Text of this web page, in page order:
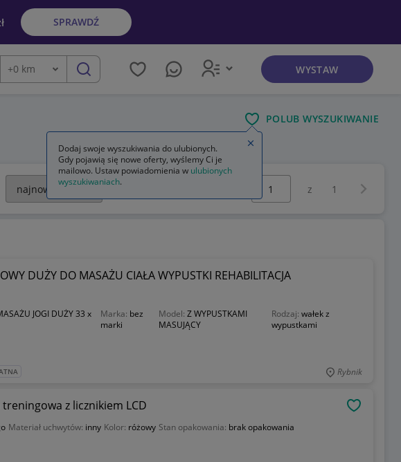
SPRAWDŹ
frazę
Odległość
+0 km szukaj WYSTAW
POLUB WYSZUKIWANIE
z 1
DUŻY DO MASAŻU CIAŁA WYPUSTKI REHABILITACJA
JOGI DUŻY 33 x
Marka: bez
marki
Model:Z WYPUSTKAMI
MASUJĄCY
Rodzaj:wałek z
wypustkami
Rybnik
z licznikiem LCD
Materiał uchwytów: inny Kolor: różowy Stan opakowania: brak opakowania
Dodaj swoje wyszukiwania do ulubionych.
Gdy pojawią się nowe oferty, wyślemy Ci je
mailowo. Ustaw powiadomienia w ulubionych
wyszukiwaniach.
Zamknij wskazówkę